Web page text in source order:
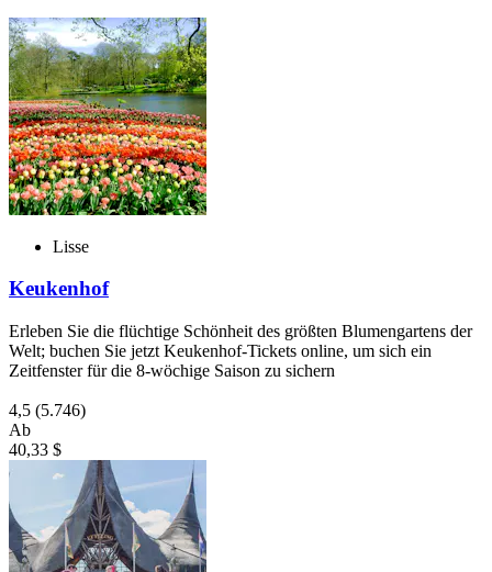
Lisse
Keukenhof
Erleben Sie die flüchtige Schönheit des größten Blumengartens der
Welt; buchen Sie jetzt Keukenhof-Tickets online, um sich ein
Zeitfenster für die 8-wöchige Saison zu sichern
4,5 (5.746)
Ab
40,33 $